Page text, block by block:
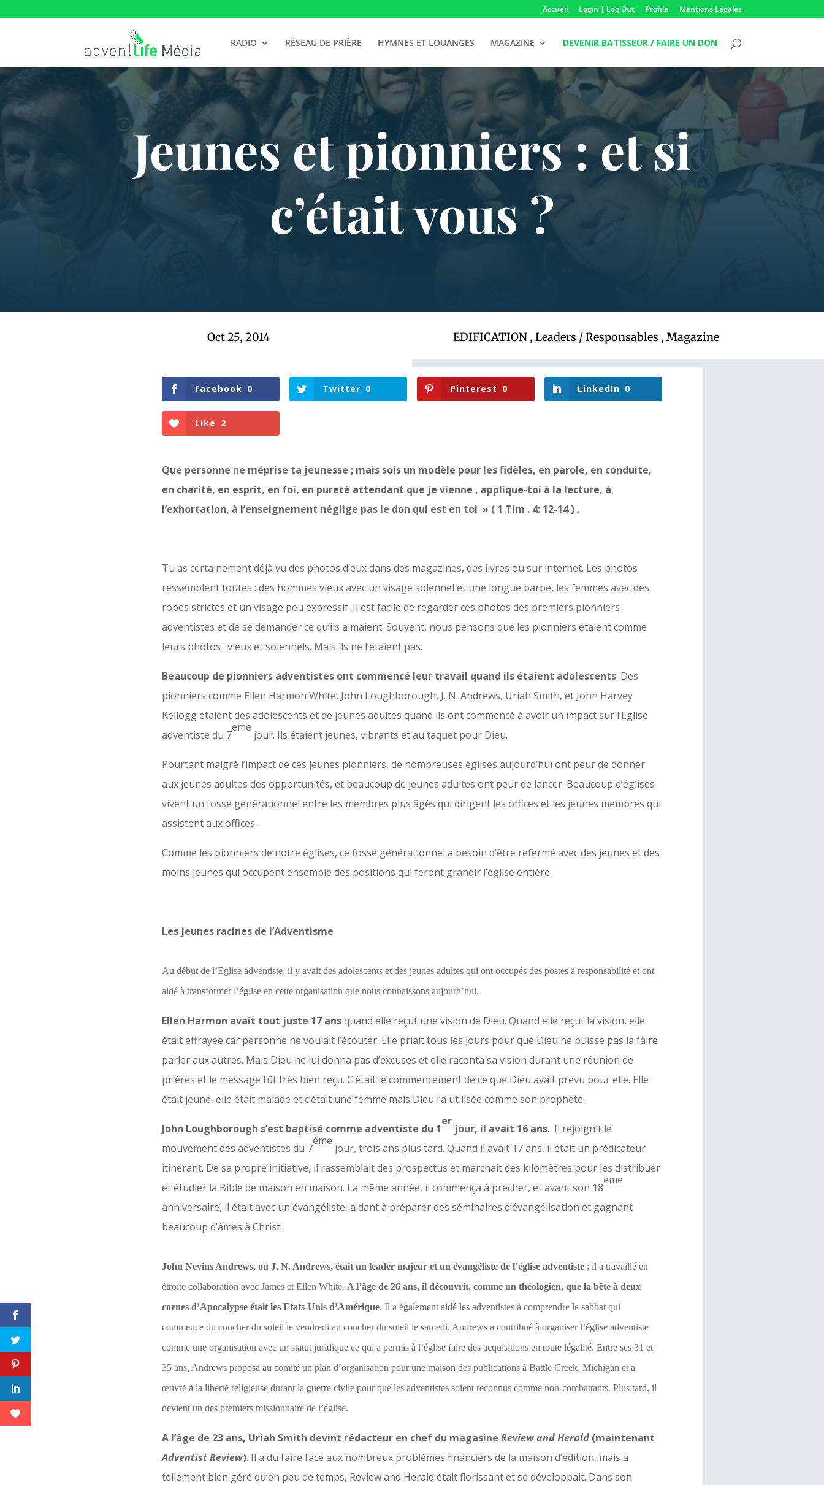
Accueil Login | Log Out Profile Mentions Légales
RADIO RÉSEAU DE PRIÈRE HYMNES ET LOUANGES MAGAZINE DEVENIR BATISSEUR / FAIRE UN DON
Jeunes et pionniers : et si
c’était vous ?
Oct 25, 2014 EDIFICATION, Leaders / Responsables , Magazine
Facebook 0 Twitter 0 Pinterest 0 LinkedIn 0
Like 2
Que personne ne méprise ta jeunesse ; mais sois un modèle pour les fidèles, en parole, en conduite,
en charité, en esprit, en foi, en pureté attendant que je vienne , applique-toi à la lecture, à
l’exhortation, à l’enseignement néglige pas le don qui est en toi » ( 1 Tim . 4: 12-14 ) .
Tu as certainement déjà vu des photos d’eux dans des magazines, des livres ou sur internet. Les photos
ressemblent toutes : des hommes vieux avec un visage solennel et une longue barbe, les femmes avec des
robes strictes et un visage peu expressif. Il est facile de regarder ces photos des premiers pionniers
adventistes et de se demander ce qu’ils aimaient. Souvent, nous pensons que les pionniers étaient comme
leurs photos : vieux et solennels. Mais ils ne l’étaient pas.
Beaucoup de pionniers adventistes ont commencé leur travail quand ils étaient adolescents. Des
pionniers comme Ellen Harmon White, John Loughborough, J. N. Andrews, Uriah Smith, et John Harvey
Kellogg étaient des adolescents et de jeunes adultes quand ils ont commencé à avoir un impact sur l’Eglise
adventiste du 7
ème
jour. Ils étaient jeunes, vibrants et au taquet pour Dieu.
Pourtant malgré l’impact de ces jeunes pionniers, de nombreuses églises aujourd’hui ont peur de donner
aux jeunes adultes des opportunités, et beaucoup de jeunes adultes ont peur de lancer. Beaucoup d’églises
vivent un fossé générationnel entre les membres plus âgés qui dirigent les offices et les jeunes membres qui
assistent aux offices.
Comme les pionniers de notre églises, ce fossé générationnel a besoin d’être refermé avec des jeunes et des
moins jeunes qui occupent ensemble des positions qui feront grandir l’église entière.
Les jeunes racines de l’Adventisme
Au début de l’Eglise adventiste, il y avait des adolescents et des jeunes adultes qui ont occupés des postes à responsabilité et ont
aidé à transformer l’église en cette organisation que nous connaissons aujourd’hui.
Ellen Harmon avait tout juste 17 ansquand elle reçut une vision de Dieu. Quand elle reçut la vision, elle
était effrayée car personne ne voulait l’écouter. Elle priait tous les jours pour que Dieu ne puisse pas la faire
parler aux autres. Mais Dieu ne lui donna pas d’excuses et elle raconta sa vision durant une réunion de
prières et le message fût très bien reçu. C’était le commencement de ce que Dieu avait prévu pour elle. Elle
était jeune, elle était malade et c’était une femme mais Dieu l’a utilisée comme son prophète.
John Loughborough s’est baptisé comme adventiste du 1
er
jour, il avait 16 ans. Il rejoignit le
mouvement des adventistes du 7
ème
jour, trois ans plus tard. Quand il avait 17 ans, il était un prédicateur
itinérant. De sa propre initiative, il rassemblait des prospectus et marchait des kilomètres pour les distribuer
et étudier la Bible de maison en maison. La même année, il commença à précher, et avant son 18
ème
anniversaire, il était avec un évangéliste, aidant à préparer des séminaires d’évangélisation et gagnant
beaucoup d’âmes à Christ.
John Nevins Andrews, ou J. N. Andrews, était un leader majeur et un évangéliste de l’église adventiste ; il a travaillé en
étroite collaboration avec James et Ellen White. A l’âge de 26 ans, il découvrit, comme un théologien, que la bête à deux
cornes d’Apocalypse était les Etats-Unis d’Amérique. Il a également aidé les adventistes à comprendre le sabbat qui
commence du coucher du soleil le vendredi au coucher du soleil le samedi. Andrews a contribué à organiser l’église adventiste
comme une organisation avec un statut juridique ce qui a permis à l’église faire des acquisitions en toute légalité. Entre ses 31 et
35 ans, Andrews proposa au comité un plan d’organisation pour une maison des publications à Battle Creek, Michigan et a
œuvré à la liberté religieuse durant la guerre civile pour que les adventistes soient reconnus comme non-combattants. Plus tard, il
devient un des premiers missionnaire de l’église.
A l’âge de 23 ans, Uriah Smith devint rédacteur en chef du magasineReview and Herald (maintenant
Adventist Review). Il a du faire face aux nombreux problèmes financiers de la maison d’édition, mais a
tellement bien géré qu’en peu de temps, Review and Herald était florissant et se développait. Dans son